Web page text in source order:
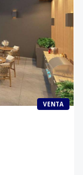
VENTA